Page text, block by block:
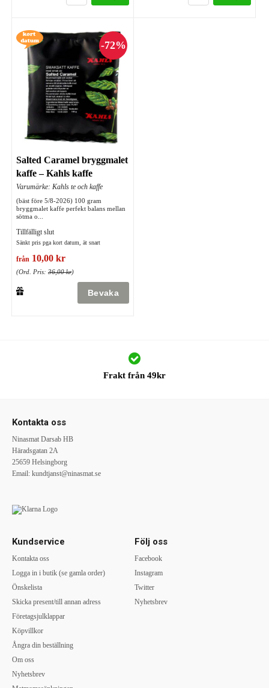
Salted Caramel bryggmalet
kaffe – Kahls kaffe
Varumärke: Kahls te och kaffe
(bäst före 5/8-2026) 100 gram
bryggmalet kaffe perfekt balans mellan
sötma o...
Tillfälligt slut
Sänkt pris pga kort datum, ät snart
från 10,00 kr
(Ord. Pris: 36,00 kr)
Frakt från 49kr
Kontakta oss
Ninasmat Darsab HB
Häradsgatan 2A
25659 Helsingborg
Email: kundtjanst@ninasmat.se
Kundservice
Kontakta oss
Logga in i butik (se gamla order)
Önskelista
Skicka present/till annan adress
Företagsjulklappar
Köpvillkor
Ångra din beställning
Om oss
Nyhetsbrev
Följ oss
Facebook
Instagram
Twitter
Nyhetsbrev